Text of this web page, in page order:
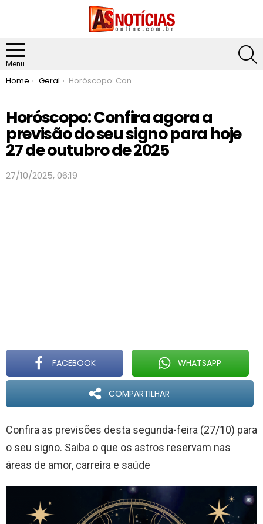
Menu
You are here:
Home Geral Horóscopo: Confira agora a previsão do seu signo para hoje 27 de outubro de 2025
Horóscopo: Confira agora a
previsão do seu signo para hoje
27 de outubro de 2025
27/10/2025, 06:19
FACEBOOK WHATSAPP
COMPARTILHAR
Confira as previsões desta segunda-feira (27/10) para
o seu signo. Saiba o que os astros reservam nas
áreas de amor, carreira e saúde